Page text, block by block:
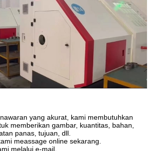
yang akurat, kami membutuhkan
memberikan gambar, kuantitas, bahan,
panas, tujuan, dll.
meassage online sekarang.
melalui e-mail.